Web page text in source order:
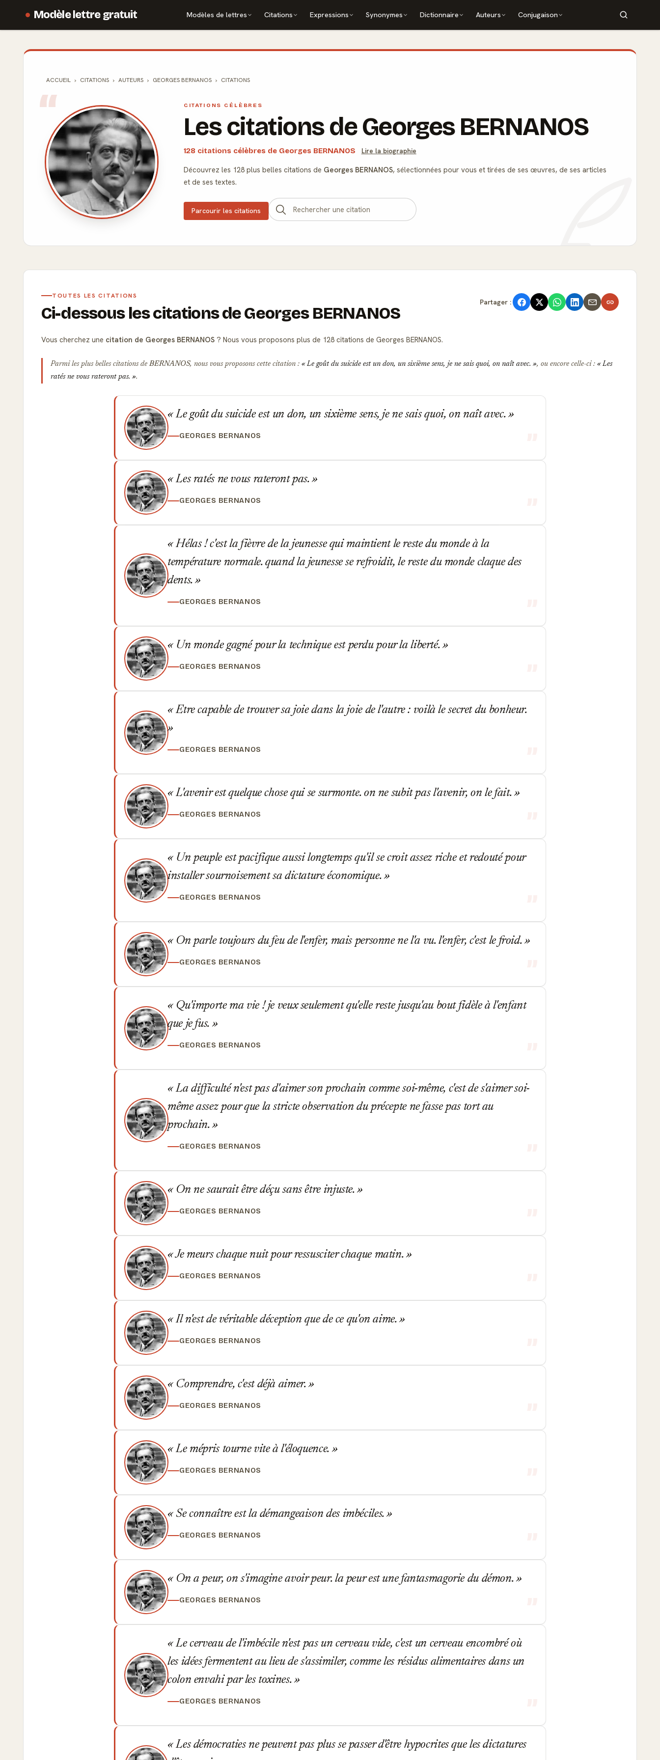
Modèle lettre gratuit Modèles de lettres Citations Expressions Synonymes Dictionnaire Auteurs Conjugaison
ACCUEIL CITATIONS AUTEURS GEORGES BERNANOS CITATIONS
CITATIONS CÉLÈBRES
Les citations de Georges BERNANOS
128 citations célèbres de Georges BERNANOS Lire la biographie
Découvrez les 128 plus belles citations de Georges BERNANOS, sélectionnées pour vous et tirées de ses œuvres, de ses articles
et de ses textes.
Parcourir les citations
TOUTES LES CITATIONS
Ci-dessous les citations de Georges BERNANOS
Partager :
Vous cherchez une citation de Georges BERNANOS ? Nous vous proposons plus de 128 citations de Georges BERNANOS.
Parmi les plus belles citations deBERNANOS, nous vous proposons cette citation : Le goût du suicide est un don, un sixième sens, je ne sais quoi, on naît avec. , ou encore celle-ci :
Les
ratés ne vous rateront pas.
.
Le goût du suicide est un don, un sixième sens, je ne sais quoi, on naît avec.
GEORGES BERNANOS
Les ratés ne vous rateront pas.
GEORGES BERNANOS
Hélas ! c'est la fièvre de la jeunesse qui maintient le reste du monde à la
température normale. quand la jeunesse se refroidit, le reste du monde claque des
dents.
GEORGES BERNANOS
Un monde gagné pour la technique est perdu pour la liberté.
GEORGES BERNANOS
Etre capable de trouver sa joie dans la joie de l'autre : voilà le secret du bonheur.
GEORGES BERNANOS
L'avenir est quelque chose qui se surmonte. on ne subit pas l'avenir, on le fait.
GEORGES BERNANOS
Un peuple est pacifique aussi longtemps qu'il se croit assez riche et redouté pour
installer sournoisement sa dictature économique.
GEORGES BERNANOS
On parle toujours du feu de l'enfer, mais personne ne l'a vu. l'enfer, c'est le froid.
GEORGES BERNANOS
Qu'importe ma vie ! je veux seulement qu'elle reste jusqu'au bout fidèle à l'enfant
que je fus.
GEORGES BERNANOS
La difficulté n'est pas d'aimer son prochain comme soi-même, c'est de s'aimer soi-
même assez pour que la stricte observation du précepte ne fasse pas tort au
prochain.
GEORGES BERNANOS
On ne saurait être déçu sans être injuste.
GEORGES BERNANOS
Je meurs chaque nuit pour ressusciter chaque matin.
GEORGES BERNANOS
Il n'est de véritable déception que de ce qu'on aime.
GEORGES BERNANOS
Comprendre, c'est déjà aimer.
GEORGES BERNANOS
Le mépris tourne vite à l'éloquence.
GEORGES BERNANOS
Se connaître est la démangeaison des imbéciles.
GEORGES BERNANOS
On a peur, on s'imagine avoir peur. la peur est une fantasmagorie du démon.
GEORGES BERNANOS
Le cerveau de l'imbécile n'est pas un cerveau vide, c'est un cerveau encombré où
les idées fermentent au lieu de s'assimiler, comme les résidus alimentaires dans un
colon envahi par les toxines.
GEORGES BERNANOS
Les démocraties ne peuvent pas plus se passer d'être hypocrites que les dictatures